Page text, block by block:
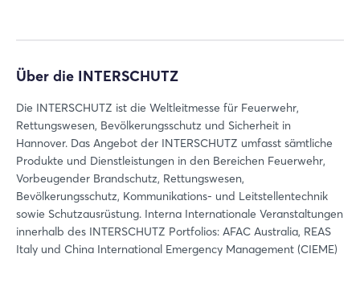
Über die INTERSCHUTZ
Die INTERSCHUTZ ist die Weltleitmesse für Feuerwehr,
Rettungswesen, Bevölkerungsschutz und Sicherheit in
Hannover. Das Angebot der INTERSCHUTZ umfasst sämtliche
Produkte und Dienstleistungen in den Bereichen Feuerwehr,
Vorbeugender Brandschutz, Rettungswesen,
Bevölkerungsschutz, Kommunikations- und Leitstellentechnik
sowie Schutzausrüstung. Interna Internationale Veranstaltungen
innerhalb des INTERSCHUTZ Portfolios: AFAC Australia, REAS
Italy und China International Emergency Management (CIEME)